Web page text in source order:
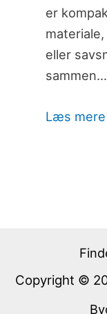
er
eller
sammen…
Læs mere
Copyright ©